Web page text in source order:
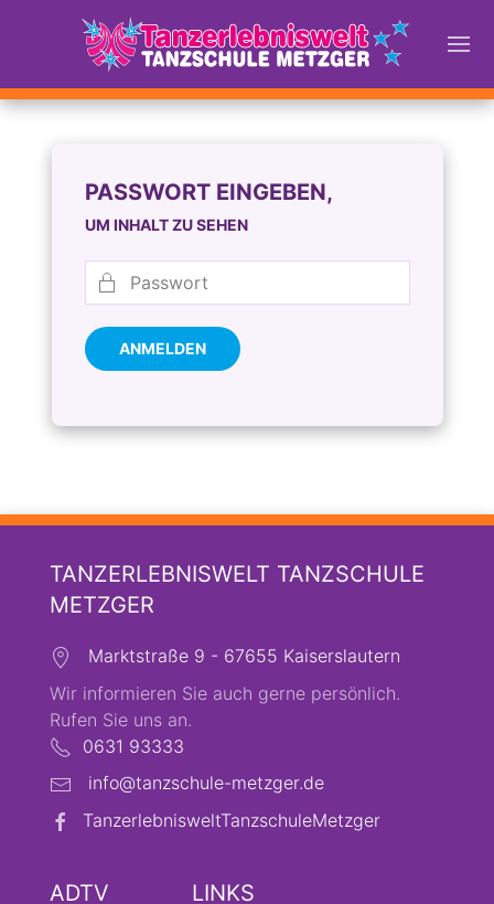
PASSWORT EINGEBEN,
UM INHALT ZU SEHEN
ANMELDEN
TANZERLEBNISWELT TANZSCHULE
METZGER
Marktstraße 9 - 67655 Kaiserslautern
Wir informieren Sie auch gerne persönlich.
Rufen Sie uns an.
0631 93333
info@tanzschule-metzger.de
TanzerlebnisweltTanzschuleMetzger
ADTV LINKS